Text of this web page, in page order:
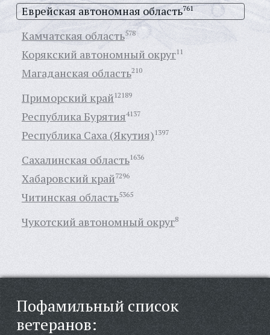
Еврейская автономная область761
Камчатская область578
Корякский автономный округ11
Магаданская область210
Приморский край12189
Республика Бурятия4137
Республика Саха (Якутия)1397
Сахалинская область1636
Хабаровский край7296
Читинская область5365
Чукотский автономный округ8
Пофамильный список
ветеранов: